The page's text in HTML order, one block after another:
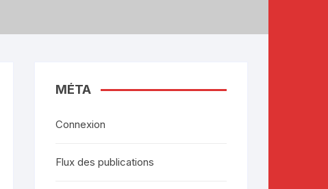
MÉTA
Connexion
Flux des publications